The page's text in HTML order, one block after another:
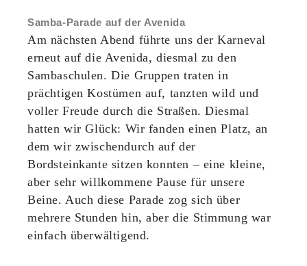
Samba‑Parade auf der Avenida
Am nächsten Abend führte uns der Karneval
erneut auf die Avenida, diesmal zu den
Sambaschulen. Die Gruppen traten in
prächtigen Kostümen auf, tanzten wild und
voller Freude durch die Straßen. Diesmal
hatten wir Glück: Wir fanden einen Platz, an
dem wir zwischendurch auf der
Bordsteinkante sitzen konnten – eine kleine,
aber sehr willkommene Pause für unsere
Beine. Auch diese Parade zog sich über
mehrere Stunden hin, aber die Stimmung war
einfach überwältigend.